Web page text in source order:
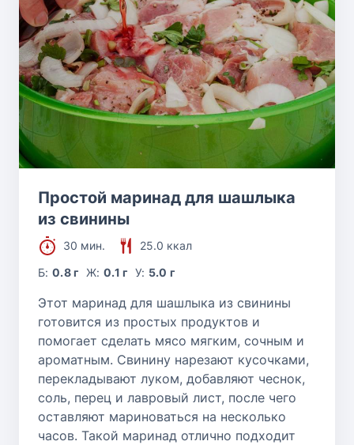
Простой маринад для шашлыка
из свинины
30 мин.
25.0 ккал
Б:0.8 г Ж: 0.1 г У: 5.0 г
Этот маринад для шашлыка из свинины
готовится из простых продуктов и
помогает сделать мясо мягким, сочным и
ароматным. Свинину нарезают кусочками,
перекладывают луком, добавляют чеснок,
соль, перец и лавровый лист, после чего
оставляют мариноваться на несколько
часов. Такой маринад отлично подходит